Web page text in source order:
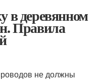
в деревянном
Правила
не должны